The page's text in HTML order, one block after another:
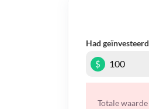
Had geïnvesteerd
$
Totale waarde